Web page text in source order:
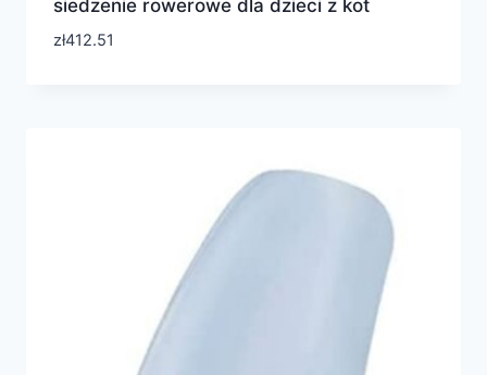
siedzenie rowerowe dla dzieci z kot
zł412.51